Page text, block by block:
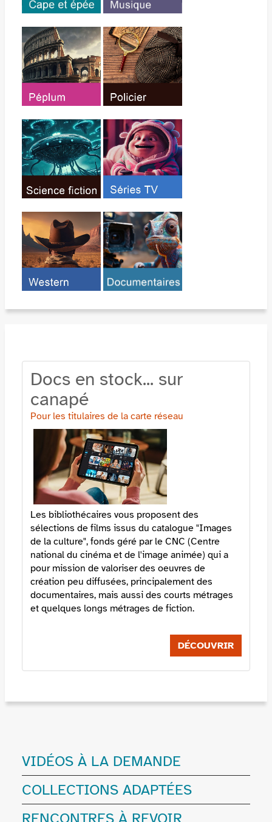
Docs en stock... sur
canapé
Pour les titulaires de la carte réseau
Les bibliothécaires vous proposent des
sélections de films issus du catalogue "Images
de la culture", fonds géré par le CNC (Centre
national du cinéma et de l'image animée) qui a
pour mission de valoriser des oeuvres de
création peu diffusées, principalement des
documentaires, mais aussi des courts métrages
et quelques longs métrages de fiction.
DÉCOUVRIR
VIDÉOS À LA DEMANDE
COLLECTIONS ADAPTÉES